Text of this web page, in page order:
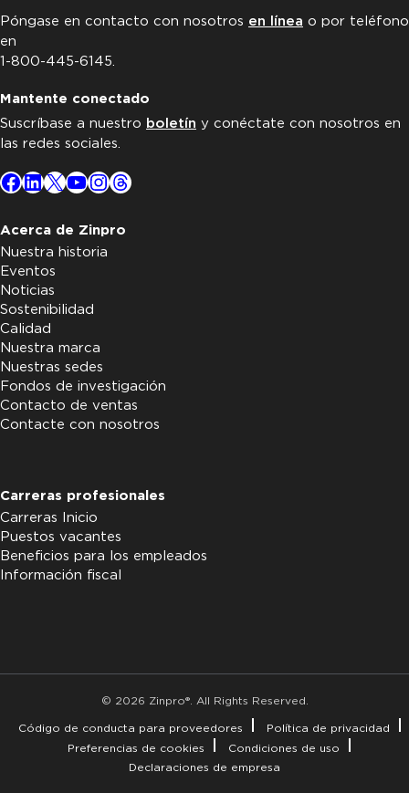
Póngase en contacto con nosotros en línea o por teléfono
en
1-800-445-6145.
Mantente conectado
Suscríbase a nuestro boletín y conéctate con nosotros en
las redes sociales.
Facebook
LinkedIn
X YouTube
Instagram
Threads
Acerca de Zinpro
Nuestra historia
Eventos
Noticias
Sostenibilidad
Calidad
Nuestra marca
Nuestras sedes
Fondos de investigación
Contacto de ventas
Contacte con nosotros
Carreras profesionales
Carreras Inicio
Puestos vacantes
Beneficios para los empleados
Información fiscal
© 2026 Zinpro®. All Rights Reserved.
Código de conducta para proveedores
Política de privacidad
Preferencias de cookies
Condiciones de uso
Declaraciones de empresa